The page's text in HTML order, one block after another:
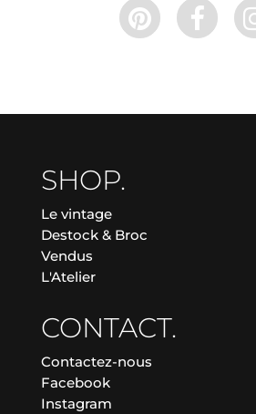
SHOP.
Le vintage
Destock & Broc
Vendus
L'Atelier
CONTACT.
Contactez-nous
Facebook
Instagram